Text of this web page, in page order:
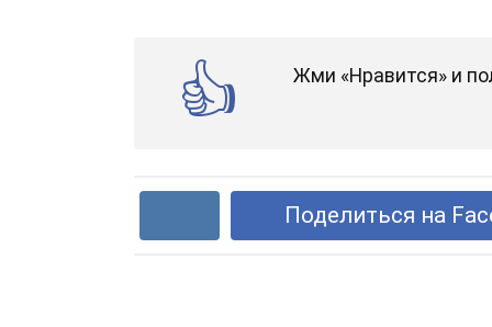
Жми «Нравится» и
Поделиться на